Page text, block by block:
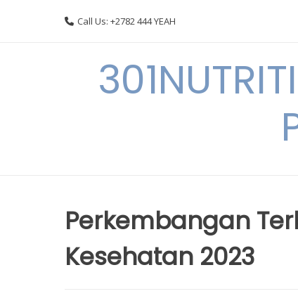
Call Us: +2782 444 YEAH
Perkembangan
Kesehatan 2023